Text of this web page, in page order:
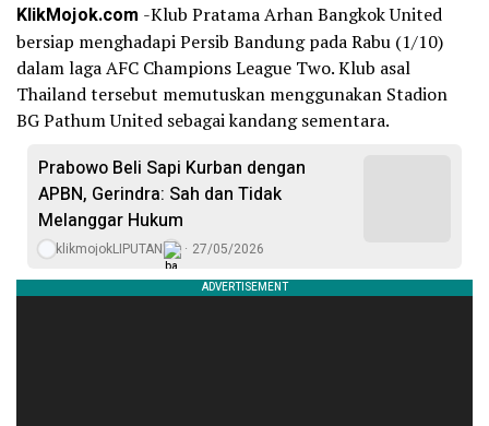
KlikMojok.com -Klub Pratama Arhan Bangkok United
bersiap menghadapi Persib Bandung pada Rabu (1/10)
dalam laga AFC Champions League Two. Klub asal
Thailand tersebut memutuskan menggunakan Stadion
BG Pathum United sebagai kandang sementara.
Prabowo Beli Sapi Kurban dengan
APBN, Gerindra: Sah dan Tidak
Melanggar Hukum
klikmojokLIPUTAN 27/05/2026